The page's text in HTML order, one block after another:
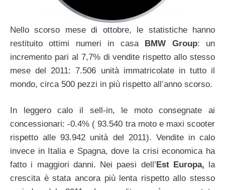
Nello scorso mese di ottobre, le statistiche hanno
restituito ottimi numeri in casaBMW Group: un
incremento pari al 7,7% di vendite rispetto allo stesso
mese del 2011: 7.506 unità immatricolate in tutto il
mondo, circa 500 pezzi in più rispetto all’anno scorso.
In leggero calo il sell-in, le moto consegnate ai
concessionari: -0.4% ( 93.540 tra moto e maxi scooter
rispetto alle 93.942 unità del 2011). Vendite in calo
invece in Italia e Spagna, dove la crisi economica ha
fatto i maggiori danni. Nei paesi dell’Est Europa, la
crescita è stata ancora più lenta rispetto allo stesso